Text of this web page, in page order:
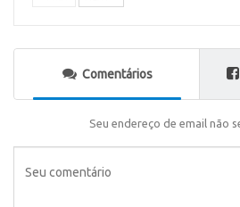
Comentários
Seu endereço de email não